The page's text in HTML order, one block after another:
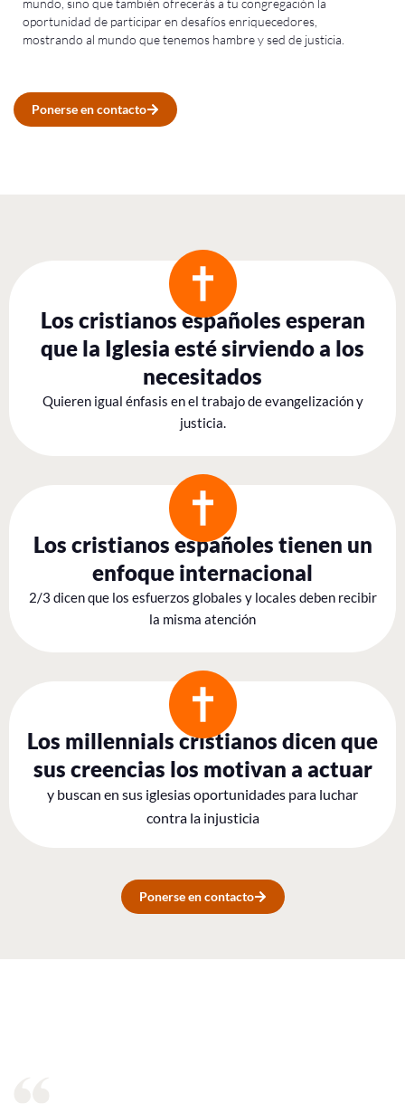
mundo, sino que también ofrecerás a tu congregación la
oportunidad de participar en desafíos enriquecedores
mostrando al mundo que tenemos hambre y sed de justicia.
Ponerse en contacto
Los cristianos españoles esperan
que la Iglesia esté sirviendo a los
necesitados
Quieren igual énfasis en el trabajo de evangelización y
justicia.
Los cristianos españoles tienen un
enfoque internacional
2/3 dicen que los esfuerzos globales y locales deben recibir
la misma atención
Los millennials cristianos dicen que
sus creencias los motivan a actuar
y buscan en sus iglesias oportunidades para luchar
contra la injusticia
Ponerse en contacto